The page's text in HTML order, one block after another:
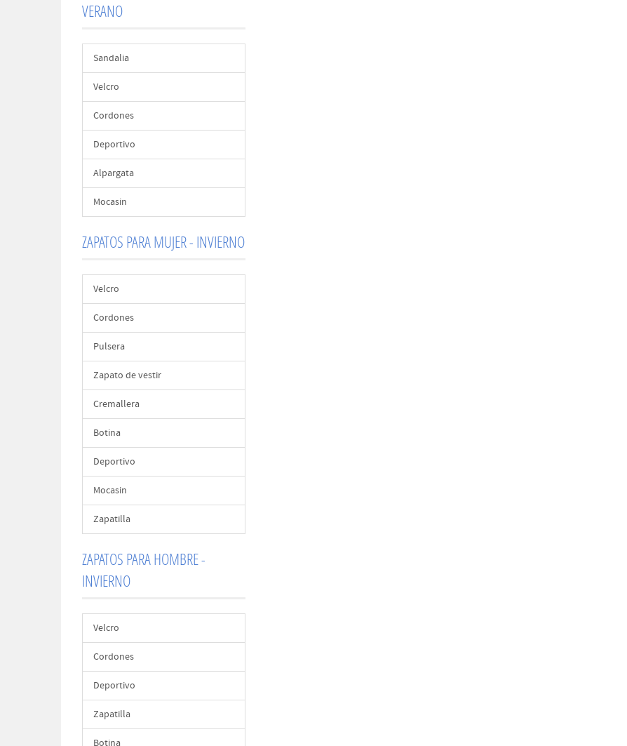
VERANO
Sandalia
Velcro
Cordones
Deportivo
Alpargata
Mocasin
ZAPATOS PARA MUJER - INVIERNO
Velcro
Cordones
Pulsera
Zapato de vestir
Cremallera
Botina
Deportivo
Mocasin
Zapatilla
ZAPATOS PARA HOMBRE -
INVIERNO
Velcro
Cordones
Deportivo
Zapatilla
Botina